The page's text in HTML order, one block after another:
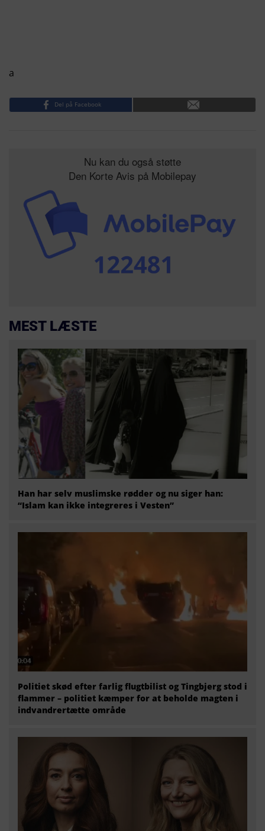
a
Del på Facebook
Nu kan du også støtte
Den Korte Avis på Mobilepay
MEST LÆSTE
Han har selv muslimske rødder og nu siger han:
“Islam kan ikke integreres i Vesten”
Politiet skød efter farlig flugtbilist og Tingbjerg stod i
flammer – politiet kæmper for at beholde magten i
indvandrertætte område